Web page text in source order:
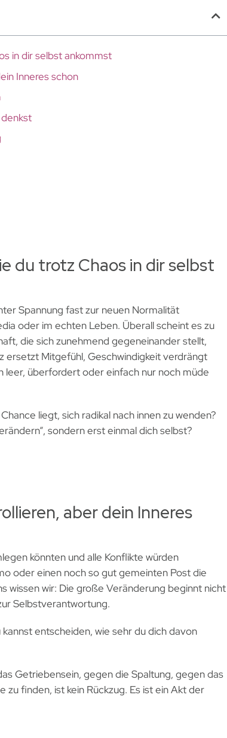
in dir selbst ankommst
Inneres schon
du trotz Chaos in dir selbst
Spannung fast zur neuen Normalität
oder im echten Leben. Überall scheint es zu
die sich zunehmend gegeneinander stellt,
ersetzt Mitgefühl, Geschwindigkeit verdrängt
leer, überfordert oder einfach nur noch müde
liegt, sich radikal nach innen zu wenden?
sondern erst einmal dich selbst?
aber dein Inneres
könnten und alle Konflikte würden
oder einen noch so gut gemeinten Post die
wissen wir: Die große Veränderung beginnt nicht
Selbstverantwortung.
entscheiden, wie sehr du dich davon
Getriebensein, gegen die Spaltung, gegen das
finden, ist kein Rückzug. Es ist ein Akt der